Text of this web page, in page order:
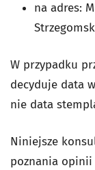
na adres:
W przypadku
decyduje data
nie data
Niniejsze
poznania opinii